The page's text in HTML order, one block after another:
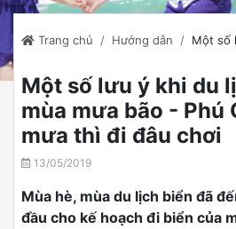
Trang chủ Hướng dẫn Một số
Một số lưu ý khi du
mùa mưa bão - Phú
mưa thì đi đâu chơi
13/05/2019
Mùa hè, mùa du lịch biển đã
đầu cho kế hoạch đi biển của